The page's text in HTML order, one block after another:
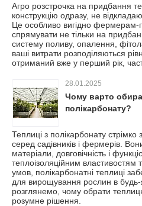
Агро розстрочка на придбання
конструкцію одразу, не
Це особливо вигідно фермерам-
спрямувати не тільки на
систему поливу, опалення,
ваші витрати розподіляються
отриманий вже у перший рік,
28.01.2025
Чому варто
полікарбонату?
Теплиці з полікарбонату
серед садівників і фермерів.
матеріали, довговічність і
теплоізоляційним властивостям
умов, полікарбонатні теплиці
для вирощування рослин в будь-
розглянемо, чому обрати
розумне рішення.